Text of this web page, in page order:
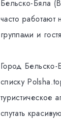
Бельско-Бяла
часто
группами и
Город Бельско-
списку
туристическое
спутать